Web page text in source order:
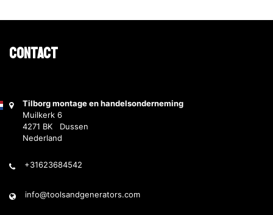
Contact
Tilborg montage en handelsonderneming
Muilkerk 6
4271 BK Dussen
Nederland
+31623684542
info@toolsandgenerators.com